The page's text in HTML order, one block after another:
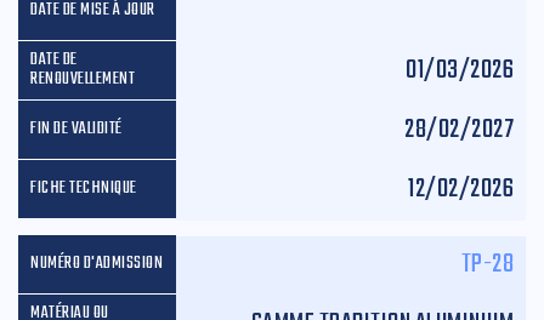
01/03/2026
28/02/2027
12/02/2026
TP-28